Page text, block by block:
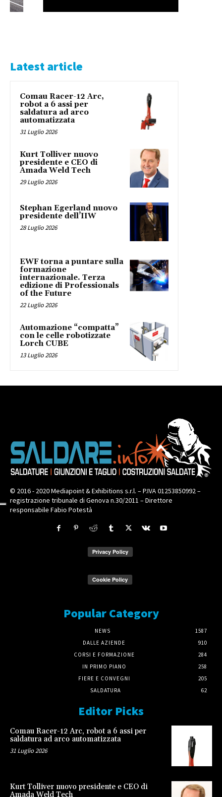
Latest article
Comau Racer-12 Arc,
robot a 6 assi per
saldatura ad arco
automatizzata
31 Luglio 2026
Kurt Tolliver nuovo
presidente e CEO di
Amada Weld Tech
29 Luglio 2026
Stephan Egerland nuovo
presidente dell’IIW
28 Luglio 2026
EWF torna a puntare sulla
formazione
internazionale. Terza
edizione di Professionals
of the Future
22 Luglio 2026
Automazione “compatta”
con le celle robotizzate
Lorch CUBE
13 Luglio 2026
© 2016 - 2020 Mediapoint & Exhibitions s.r.l. – P.IVA 01253850992 –
registrazione tribunale di Genova n.30/2011 – Direttore
responsabile Fabio Potestà
Popular Category
NEWS
1587
DALLE AZIENDE
910
CORSI E FORMAZIONE
284
IN PRIMO PIANO
258
FIERE E CONVEGNI
205
SALDATURA
62
Editor Picks
Comau Racer-12 Arc, robot a 6 assi per
saldatura ad arco automatizzata
31 Luglio 2026
Kurt Tolliver nuovo presidente e CEO di
Amada Weld Tech